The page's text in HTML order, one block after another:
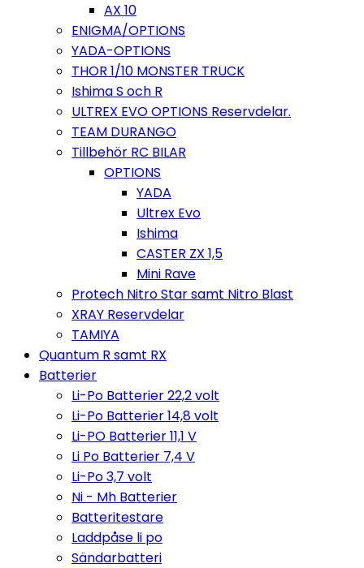
AX 10
ENIGMA/OPTIONS
YADA-OPTIONS
THOR 1/10 MONSTER TRUCK
Ishima S och R
ULTREX EVO OPTIONS Reservdelar.
TEAM DURANGO
Tillbehör RC BILAR
OPTIONS
YADA
Ultrex Evo
Ishima
CASTER ZX 1,5
Mini Rave
Protech Nitro Star samt Nitro Blast
XRAY Reservdelar
TAMIYA
Quantum R samt RX
Batterier
Li-Po Batterier 22,2 volt
Li-Po Batterier 14,8 volt
Li-PO Batterier 11,1 V
Li Po Batterier 7,4 V
Li-Po 3,7 volt
Ni - Mh Batterier
Batteritestare
Laddpåse li po
Sändarbatteri